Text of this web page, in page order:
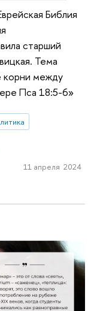
Библия
старший
Тема
корни между
Пса 18:5-6»
11 апреля 2024